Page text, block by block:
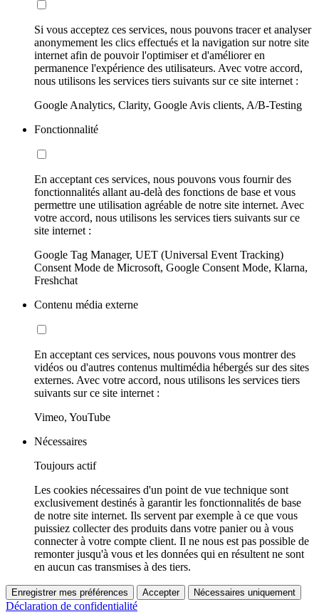
Si vous acceptez ces services, nous pouvons tracer et analyser
anonymement les clics effectués et la navigation sur notre site
internet afin de pouvoir l'optimiser et d'améliorer en
permanence l'expérience des utilisateurs. Avec votre accord,
nous utilisons les services tiers suivants sur ce site internet :
Google Analytics, Clarity, Google Avis clients, A/B-Testing
Fonctionnalité
En acceptant ces services, nous pouvons vous fournir des
fonctionnalités allant au-delà des fonctions de base et vous
permettre une utilisation agréable de notre site internet. Avec
votre accord, nous utilisons les services tiers suivants sur ce
site internet :
Google Tag Manager, UET (Universal Event Tracking)
Consent Mode de Microsoft, Google Consent Mode, Klarna,
Freshchat
Contenu média externe
En acceptant ces services, nous pouvons vous montrer des
vidéos ou d'autres contenus multimédia hébergés sur des sites
externes. Avec votre accord, nous utilisons les services tiers
suivants sur ce site internet :
Vimeo, YouTube
Nécessaires
Toujours actif
Les cookies nécessaires d'un point de vue technique sont
exclusivement destinés à garantir les fonctionnalités de base
de notre site internet. Ils servent par exemple à ce que vous
puissiez collecter des produits dans votre panier ou à vous
connecter à votre compte client. Il ne nous est pas possible de
remonter jusqu'à vous et les données qui en résultent ne sont
en aucun cas transmises à des tiers.
Enregistrer mes préférences Accepter Nécessaires uniquement
Déclaration de confidentialité